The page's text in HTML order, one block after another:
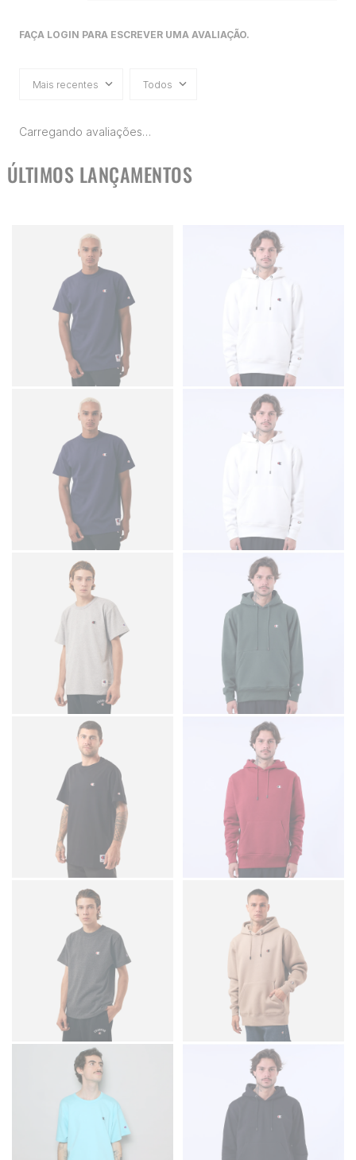
FAÇA LOGIN PARA ESCREVER UMA AVALIAÇÃO.
Mais recentes Todos
Carregando avaliações…
ÚLTIMOS LANÇAMENTOS